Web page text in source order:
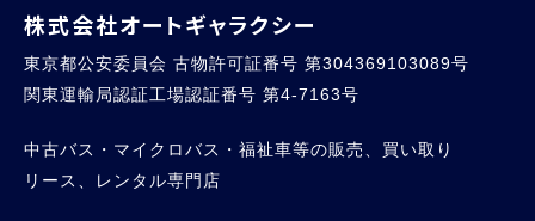
株式会社オートギャラクシー
東京都公安委員会 古物許可証番号 第304369103089号
関東運輸局認証工場認証番号 第4-7163号
中古バス・マイクロバス・福祉車等の販売、買い取り
リース、レンタル専門店